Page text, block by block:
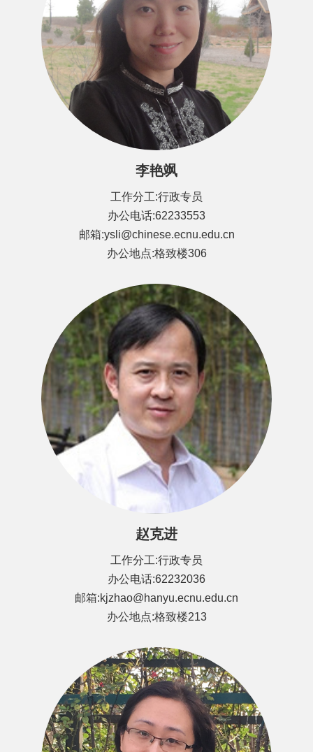
李艳飒
工作分工:行政专员
办公电话:62233553
邮箱:ysli@chinese.ecnu.edu.cn
办公地点:格致楼306
赵克进
工作分工:行政专员
办公电话:62232036
邮箱:kjzhao@hanyu.ecnu.edu.cn
办公地点:格致楼213